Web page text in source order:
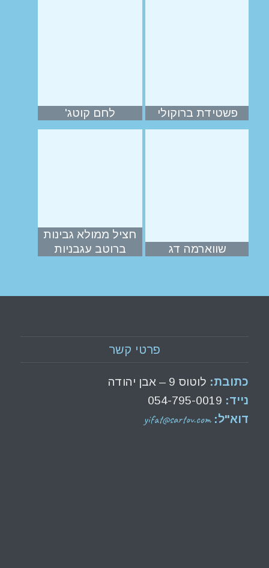
פשטידת ברוקולי לחם קוטג'
שווארמה דג
חציל ממולא גבינות
ברוטב עגבניות
פרטי קשר
כתובת: לוטוס 9 – אבן יהודה
נייד: 054-795-0019
דוא"ל:yifat@sartov.com